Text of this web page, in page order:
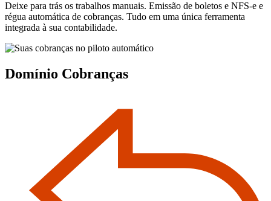
Deixe para trás os trabalhos manuais. Emissão de boletos e NFS-e e
régua automática de cobranças. Tudo em uma única ferramenta
integrada à sua contabilidade.
Domínio Cobranças